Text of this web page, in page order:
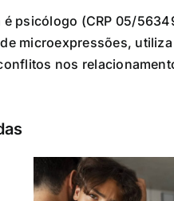
é psicólogo (CRP 05/
microexpressões,
nos